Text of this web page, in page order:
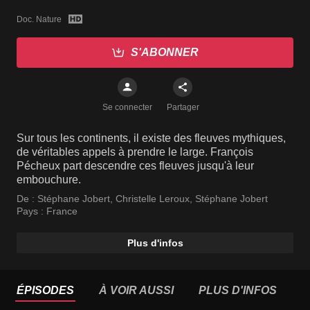
Doc. Nature
S'ABONNER
Se connecter Partager
Sur tous les continents, il existe des fleuves mythiques,
de véritables appels à prendre le large. François
Pécheux part descendre ces fleuves jusqu'à leur
embouchure.
De : Stéphane Jobert Christelle Leroux Stéphane Jobert
Pays : France
Plus d'infos
ÉPISODES À VOIR AUSSI PLUS D'INFOS